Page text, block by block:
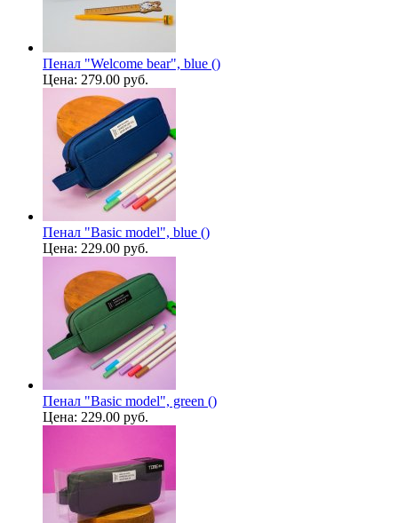
Пенал "Welcome bear", blue ()
Цена: 279.00 руб.
Пенал "Basic model", blue ()
Цена: 229.00 руб.
Пенал "Basic model", green ()
Цена: 229.00 руб.